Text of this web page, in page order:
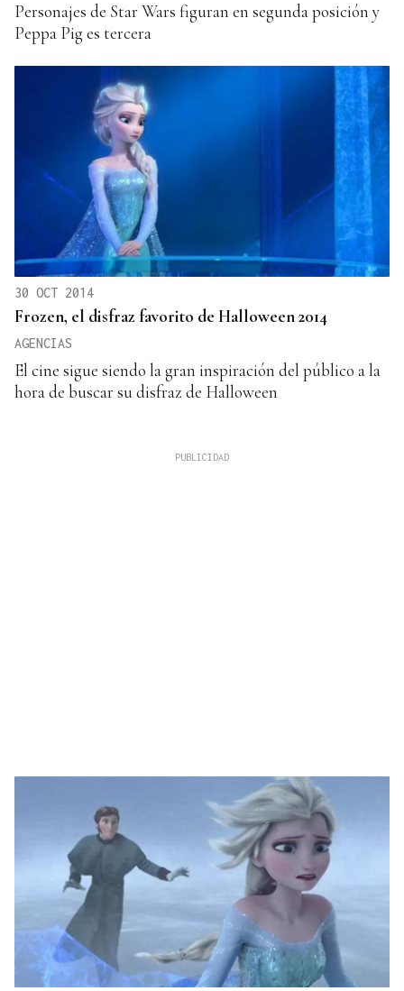
Personajes de Star Wars figuran en segunda posición y
Peppa Pig es tercera
30 OCT 2014
Frozen, el disfraz favorito de Halloween 2014
AGENCIAS
El cine sigue siendo la gran inspiración del público a la
hora de buscar su disfraz de Halloween